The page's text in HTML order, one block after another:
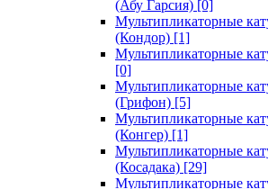
(Абу Гарсия) [0]
Мультипликаторные
(Кондор) [1]
Мультипликаторные
[0]
Мультипликаторные
(Грифон) [5]
Мультипликаторные
(Конгер) [1]
Мультипликаторные
(Косадака) [29]
Мультипликаторные